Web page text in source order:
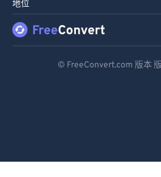
地位
© FreeConvert.com 版本